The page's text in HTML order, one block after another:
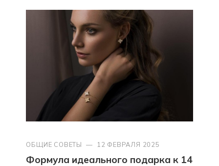
ОБЩИЕ СОВЕТЫ — 12 ФЕВРАЛЯ 2025
Формула идеального подарка к 14